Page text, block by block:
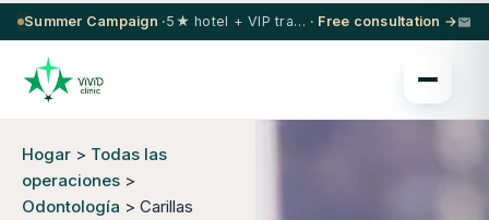
Summer Campaign · 5★ hotel + VIP transfer on select procedures · Free consultation →
Hogar > Todas las
operaciones >
Odontología > Carillas